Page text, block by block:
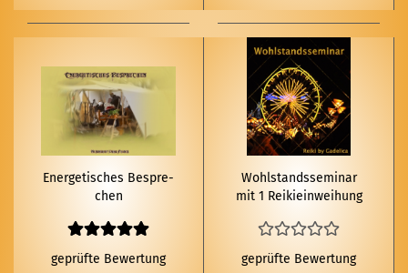
En­er­ge­ti­sches Be­spre­
chen
geprüfte Bewertung
Wohl­stands­se­mi­nar
mit 1 Rei­ki­ein­wei­hung
geprüfte Bewertung